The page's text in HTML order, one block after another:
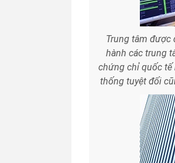
Trung tâm được
hành các trung
chứng chỉ quốc tế
thống tuyệt đối